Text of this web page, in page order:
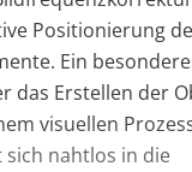
Positionierung
Ein
das Erstellen der
visuellen
nahtlos in die